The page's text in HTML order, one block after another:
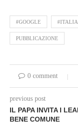
#GOOGLE #ITALIA
PUBBLICAZIONE
0 comment
previous post
IL PAPA INVITA I
BENE COMUNE